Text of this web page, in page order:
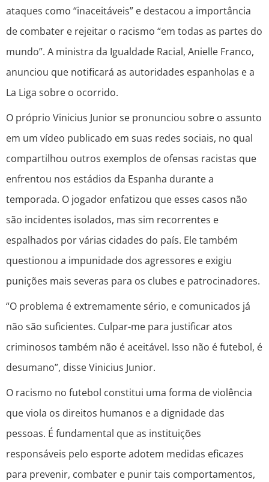
ataques como “inaceitáveis” e destacou a importância
de combater e rejeitar o racismo “em todas as partes do
mundo”. A ministra da Igualdade Racial, Anielle Franco,
anunciou que notificará as autoridades espanholas e a
La Liga sobre o ocorrido.
O próprio Vinicius Junior se pronunciou sobre o assunto
em um vídeo publicado em suas redes sociais, no qual
compartilhou outros exemplos de ofensas racistas que
enfrentou nos estádios da Espanha durante a
temporada. O jogador enfatizou que esses casos não
são incidentes isolados, mas sim recorrentes e
espalhados por várias cidades do país. Ele também
questionou a impunidade dos agressores e exigiu
punições mais severas para os clubes e patrocinadores.
“O problema é extremamente sério, e comunicados já
não são suficientes. Culpar-me para justificar atos
criminosos também não é aceitável. Isso não é futebol, é
desumano”, disse Vinicius Junior.
O racismo no futebol constitui uma forma de violência
que viola os direitos humanos e a dignidade das
pessoas. É fundamental que as instituições
responsáveis pelo esporte adotem medidas eficazes
para prevenir, combater e punir tais comportamentos,